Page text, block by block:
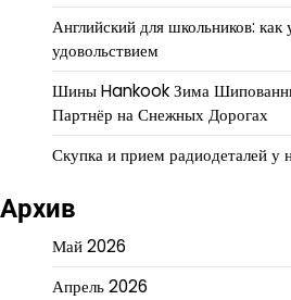
Английский для школьников: как
удовольствием
Шины Hankook Зима
Партнёр на Снежных Дорогах
Скупка и прием радиодеталей у
Архив
Май 2026
Апрель 2026